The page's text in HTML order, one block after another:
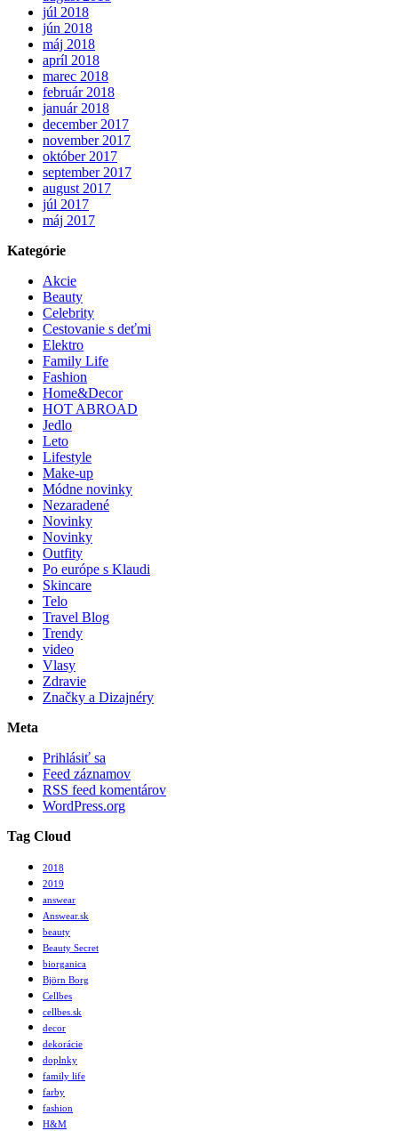
júl 2018
jún 2018
máj 2018
apríl 2018
marec 2018
február 2018
január 2018
december 2017
november 2017
október 2017
september 2017
august 2017
júl 2017
máj 2017
Kategórie
Akcie
Beauty
Celebrity
Cestovanie s deťmi
Elektro
Family Life
Fashion
Home&Decor
HOT ABROAD
Jedlo
Leto
Lifestyle
Make-up
Módne novinky
Nezaradené
Novinky
Novinky
Outfity
Po európe s Klaudi
Skincare
Telo
Travel Blog
Trendy
video
Vlasy
Zdravie
Značky a Dizajnéry
Meta
Prihlásiť sa
Feed záznamov
RSS feed komentárov
WordPress.org
Tag Cloud
2018
2019
answear
Answear.sk
beauty
Beauty Secret
biorganica
Björn Borg
Cellbes
cellbes.sk
decor
dekorácie
doplnky
family life
farby
fashion
H&M